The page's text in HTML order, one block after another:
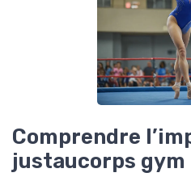
Comprendre
justaucorps gym